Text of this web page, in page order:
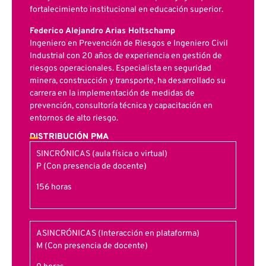
fortalecimiento institucional en educación superior.
Federico Alejandro Arias Holtschamp
Ingeniero en Prevención de Riesgos e Ingeniero Civil
Industrial con 20 años de experiencia en gestión de
riesgos operacionales. Especialista en seguridad
minera, construcción y transporte, ha desarrollado su
carrera en la implementación de medidas de
prevención, consultoría técnica y capacitación en
entornos de alto riesgo.
DISTRIBUCIÓN PMA
SINCRÓNICAS (aula física o virtual)
P (Con presencia de docente)
156 horas
ASINCRÓNICAS (Interacción en plataforma)
M (Con presencia de docente)